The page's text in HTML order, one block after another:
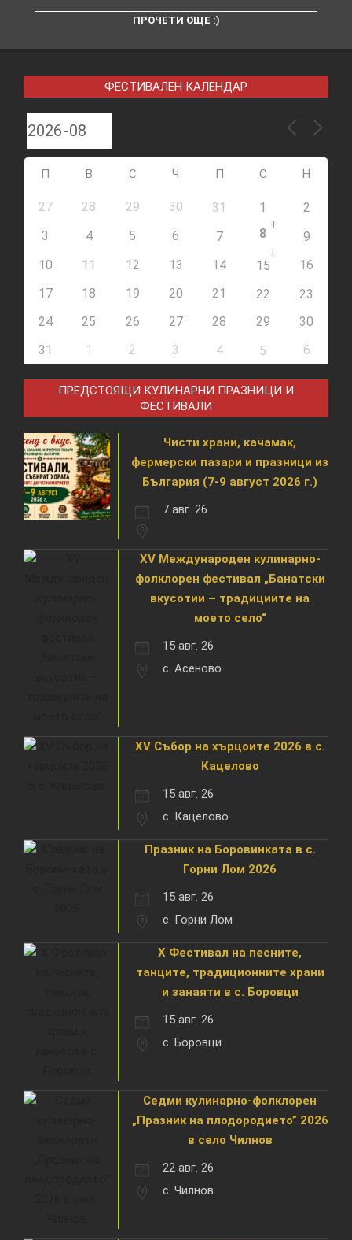
ПРОЧЕТИ ОЩЕ :)
ФЕСТИВАЛЕН КАЛЕНДАР
П В С Ч П С Н
27 28 29 30 31 1
2
3
4 5 6 7 8
+
9
10
11 12 13 14 15
+
16
17
18 19 20 21 22
23
24
25 26 27 28 29
30
31
1 2 3 4 5 6
ПРЕДСТОЯЩИ КУЛИНАРНИ ПРАЗНИЦИ И
ФЕСТИВАЛИ
Чисти храни, качамак,
фермерски пазари и празници из
България (7-9 август 2026 г.)
7 авг. 26
XV Международен кулинарно-
фолклорен фестивал „Банатски
вкусотии – традициите на
моето село“
15 авг. 26
с. Асеново
XV Събор на хърцоите 2026 в с.
Кацелово
15 авг. 26
с. Кацелово
Празник на Боровинката в с.
Горни Лом 2026
15 авг. 26
с. Горни Лом
X Фестивал на песните,
танците, традиционните храни
и занаяти в с. Боровци
15 авг. 26
с. Боровци
Седми кулинарно-фолклорен
„Празник на плодородието” 2026
в село Чилнов
22 авг. 26
с. Чилнов